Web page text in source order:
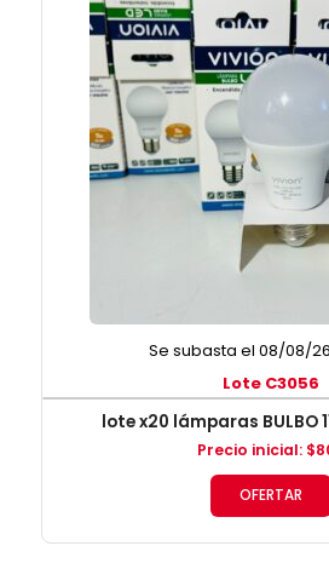
Se subasta el 08/08/26
Lote C3056
lote x20 lámparas BULBO
Precio inicial: $
OFERTAR